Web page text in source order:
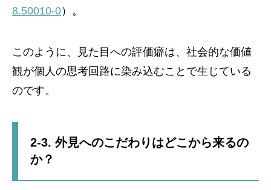
8.50010-0）。
このように、見た目への評価癖は、社会的な価値
観が個人の思考回路に染み込むことで生じている
のです。
2-3. 外見へのこだわりはどこから来るの
か？